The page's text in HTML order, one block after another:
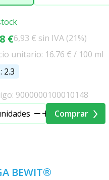
€6,93 € sin IVA (21%)
unitario: 16.76 € / 100 ml
2.3
9000000100010148
Comprar
BEWIT®